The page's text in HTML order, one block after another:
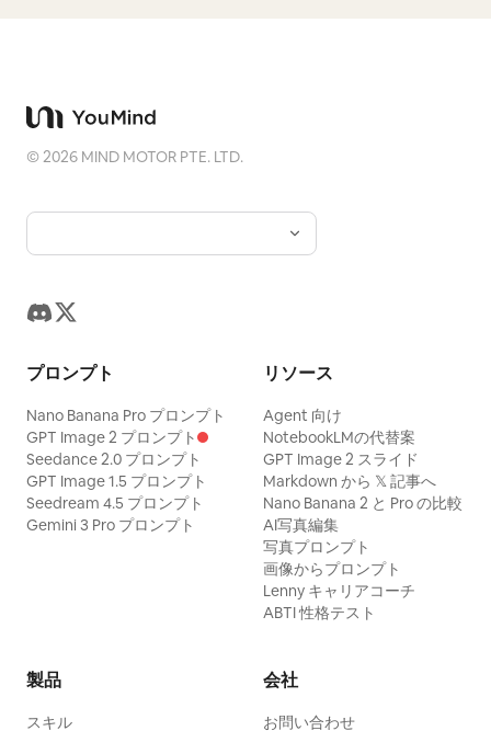
©2026 MIND MOTOR PTE. LTD.
プロンプト
Nano Banana Pro プロンプト
GPT Image 2 プロンプト
Seedance 2.0 プロンプト
GPT Image 1.5 プロンプト
Seedream 4.5 プロンプト
Gemini 3 Pro プロンプト
リソース
Agent 向け
NotebookLMの代替案
GPT Image 2 スライド
Markdown から 𝕏 記事へ
Nano Banana 2 と Pro の比較
AI写真編集
写真プロンプト
画像からプロンプト
Lenny キャリアコーチ
ABTI 性格テスト
製品
スキル
会社
お問い合わせ